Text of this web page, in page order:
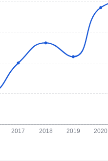
2017 2018 2019 2020